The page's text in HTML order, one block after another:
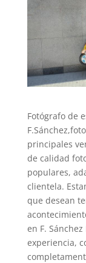
Fotógrafo de
principales
de calidad
populares,
clientela.
que desean
en F.
experiencia,